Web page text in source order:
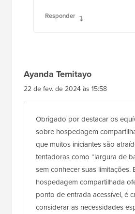
Responder
Ayanda Temitayo
22 de fev. de 2024 às 15:58
Obrigado por destacar os
sobre hospedagem
que muitos iniciantes são
tentadoras como “largura de
sem conhecer suas limitações.
hospedagem compartilhada
ponto de entrada acessível, é
considerar as necessidades